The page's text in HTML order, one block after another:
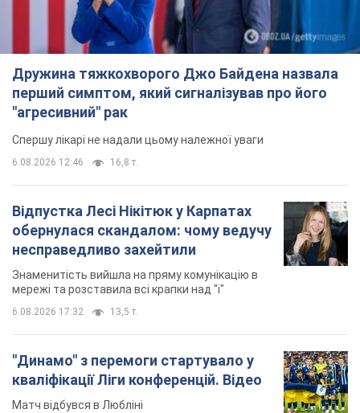
Дружина тяжкохворого Джо Байдена назвала
перший симптом, який сигналізував про його
"агресивний" рак
Спершу лікарі не надали цьому належної уваги
6.08.2026 12:46 16,8 т.
Відпустка Лесі Нікітюк у Карпатах
обернулася скандалом: чому ведучу
несправедливо захейтили
Знаменитість вийшла на пряму комунікацію в
мережі та розставила всі крапки над "і"
6.08.2026 17:32 13,5 т.
"Динамо" з перемоги стартувало у
кваліфікації Ліги конференцій. Відео
Матч відбувся в Любліні